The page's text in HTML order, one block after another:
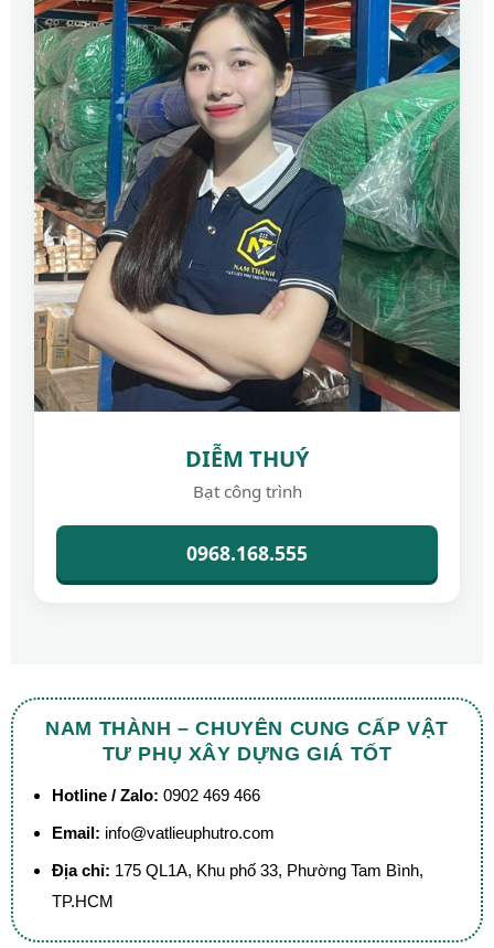
DIỄM THUÝ
Bạt công trình
0968.168.555
NAM THÀNH – CHUYÊN CUNG CẤP VẬT
TƯ PHỤ XÂY DỰNG GIÁ TỐT
Hotline / Zalo: 0902 469 466
Email: info@vatlieuphutro.com
Địa chỉ: 175 QL1A, Khu phố 33, Phường Tam Bình,
TP.HCM